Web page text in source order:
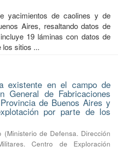
yacimientos de caolines y de
Aires, resaltando datos de
19 láminas con datos de
los sitios ...
existente en el campo de
General de Fabricaciones
de Buenos Aires y
por parte de los
(Ministerio de Defensa. Dirección
Centro de Exploración